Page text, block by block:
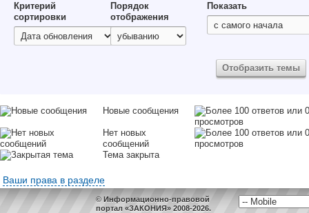
Критерий
сортировки
Порядок
отображения
Показать
Новые сообщения
Нет новых
сообщений
Тема закрыта
Ваши права в разделе
© Информационно-правовой
портал «ЗАКОНИЯ» 2008-2026.